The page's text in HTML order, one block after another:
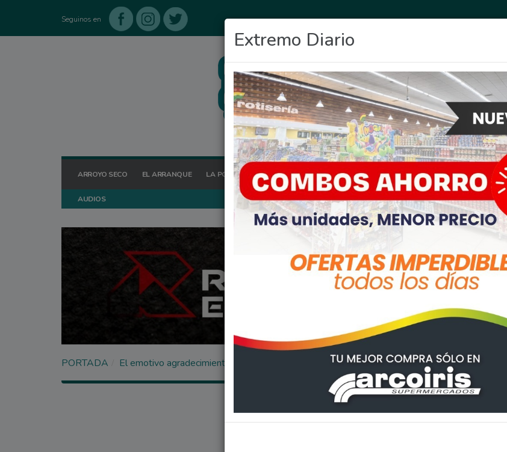
Seguinos en
ARROYO SECO EL ARRANQUE LA POSTA HOY OCIO DEPORTES FIGHIERA GENERAL LAGOS
AUDIOS
Extremo Diario
PORTADA El emotivo agradecimiento de la esposa del Indio Solari: “Hicieron que su despedida fuera un
INTERÉS GENERAL